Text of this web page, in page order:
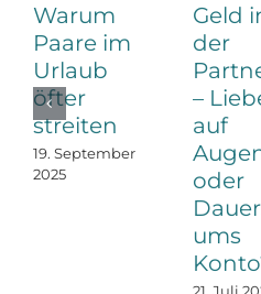
Warum
Paare im
Urlaub
öfter
streiten
19. September
2025
Geld
der
–
auf
oder
ums
21. Juli